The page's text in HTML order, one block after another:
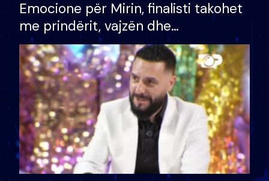
Emocione për Mirin, finalisti takohet
me prindërit, vajzën dhe
bashkëshorten: S’kemi ndonjë letër
divorci apo jo?